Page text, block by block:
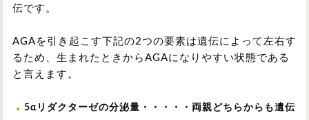
伝です。
AGAを引き起こす下記の2つの要素は遺伝によって左右す
るため、生まれたときからAGAになりやすい状態である
と言えます。
5αリダクターゼの分泌量・・・・・両親どちらからも遺伝